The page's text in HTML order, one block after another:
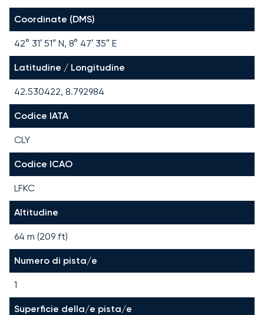
Coordinate (DMS)
42° 31′ 51″ N, 8° 47′ 35″ E
Latitudine / Longitudine
42.530422, 8.792984
Codice IATA
CLY
Codice ICAO
LFKC
Altitudine
64 m (209 ft)
Numero di pista/e
1
Superficie della/e pista/e